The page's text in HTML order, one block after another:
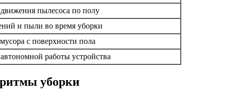
пылесоса по полу
и пыли во время уборки
с поверхности пола
работы устройства
уборки